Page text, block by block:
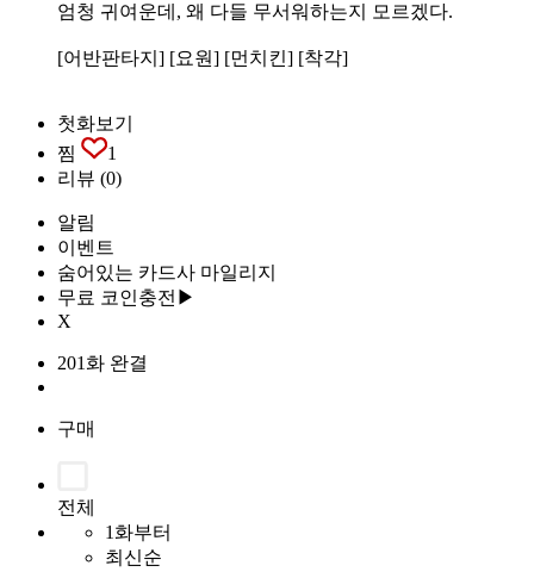
엄청 귀여운데, 왜 다들 무서워하는지 모르겠다.
[어반판타지] [요원] [먼치킨] [착각]
첫화보기
찜
1
리뷰 (0)
알림
이벤트
숨어있는 카드사 마일리지
무료 코인충전▶
X
201화 완결
구매
전체
1화부터
최신순